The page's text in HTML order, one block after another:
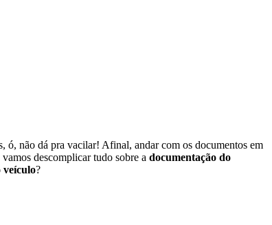
ó, não dá pra vacilar! Afinal, andar com os documentos em
descomplicar tudo sobre a documentação do
veículo?